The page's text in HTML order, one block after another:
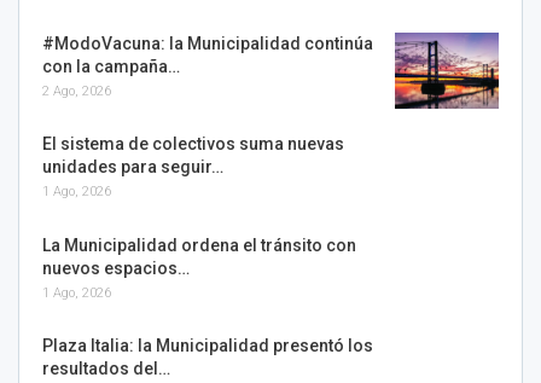
#ModoVacuna: la Municipalidad continúa
con la campaña…
2 Ago, 2026
El sistema de colectivos suma nuevas
unidades para seguir…
1 Ago, 2026
La Municipalidad ordena el tránsito con
nuevos espacios…
1 Ago, 2026
Plaza Italia: la Municipalidad presentó los
resultados del…